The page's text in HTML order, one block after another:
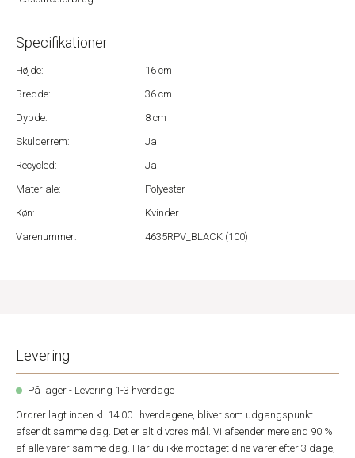
Specifikationer
Højde:
16 cm
Bredde:
36 cm
Dybde:
8 cm
Skulderrem:
Ja
Recycled:
Ja
Materiale:
Polyester
Køn:
Kvinder
Varenummer:
4635RPV_BLACK (100)
Levering
På lager - Levering 1-3 hverdage
Ordrer lagt inden kl. 14.00 i hverdagene, bliver som udgangspunkt
afsendt samme dag. Det er altid vores mål. Vi afsender mere end 90 %
af alle varer samme dag. Har du ikke modtaget dine varer efter 3 dage,